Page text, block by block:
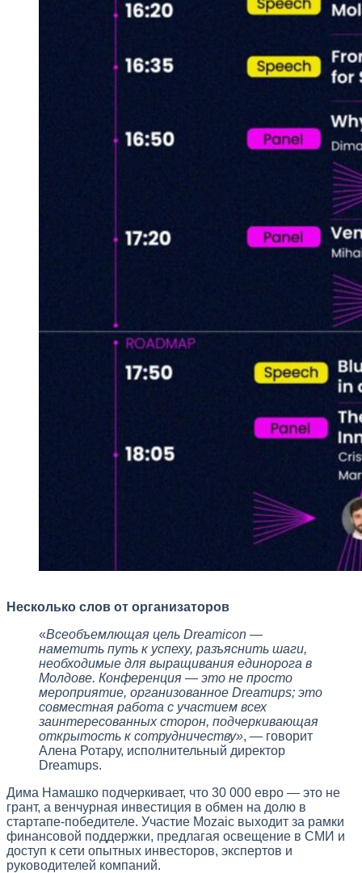
Несколько слов от организаторов
«Всеобъемлющая цель Dreamicon —
наметить путь к успеху, разъяснить шаги,
необходимые для выращивания единорога в
Молдове. Конференция — это не просто
мероприятие, организованное Dreamups; это
совместная работа с участием всех
заинтересованных сторон, подчеркивающая
открытость к сотрудничеству», — говорит
Алена Ротару, исполнительный директор
Dreamups.
Дима Намашко подчеркивает, что 30 000 евро — это не
грант, а венчурная инвестиция в обмен на долю в
стартапе-победителе. Участие Mozaic выходит за рамки
финансовой поддержки, предлагая освещение в СМИ и
доступ к сети опытных инвесторов, экспертов и
руководителей компаний.